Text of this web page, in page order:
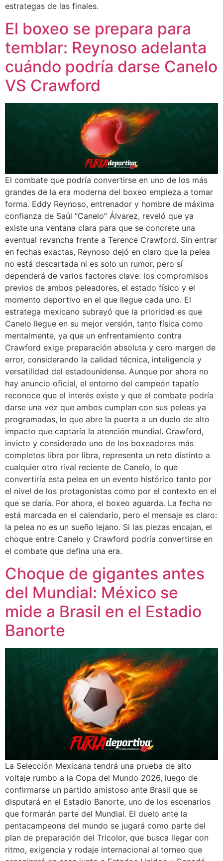
estrategas de las finales.
El boxeo se prepara para
temblar: Reynoso adelanta
cuándo podría darse Canelo
VS Crawford
El combate que podría convertirse en uno de los más
grandes de la era moderna del boxeo empieza a tomar
forma. Eddy Reynoso, entrenador y hombre de máxima
confianza de Saúl “Canelo” Álvarez, reveló que ya
existe una ventana clara para que se concrete una
eventual revancha frente a Terence Crawford. Sin entrar
en fechas exactas, Reynoso dejó en claro que la pelea
no está descartada ni es solo un rumor, pero sí
dependerá de varios factores clave: los compromisos
previos de ambos peleadores, el estado físico y el
momento deportivo en el que llegue cada uno. El
estratega mexicano subrayó que la prioridad es que
Canelo llegue en su mejor versión, tanto física como
mentalmente, ya que un enfrentamiento contra
Crawford exige preparación absoluta y cero margen de
error, considerando la calidad técnica, inteligencia y
versatilidad del estadounidense. Aunque por ahora no
hay anuncio oficial, el entorno del campeón tapatío
reconoce que el interés existe y que el combate podría
darse una vez que ambos cumplan con sus peleas ya
programadas, lo que abre la puerta a un duelo de alto
impacto que captaría la atención mundial. Crawford,
invicto y considerado uno de los boxeadores más
completos libra por libra, representa un reto distinto a
cualquier otro rival reciente de Canelo, lo que
convertiría esta pelea en un evento histórico tanto por
el nivel de los protagonistas como por el contexto en el
que se daría. Por ahora, el boxeo aguarda. La fecha no
está marcada en el calendario, pero el mensaje es claro:
la pelea no es un sueño lejano. Si las piezas encajan, el
choque entre Canelo y Crawford podría convertirse en
el combate que defina una era.
Choque de gigantes antes
del Mundial: México se
mide a Brasil en el Estadio
Banorte
La Selección Mexicana tendrá una prueba de alto
voltaje rumbo a la Copa del Mundo 2026, luego de
confirmarse un partido amistoso ante Brasil que se
disputará en el Estadio Banorte, uno de los escenarios
que formarán parte del Mundial. El duelo ante la
pentacampeona del mundo se jugará como parte del
plan de preparación del Tricolor, que busca llegar con
ritmo, exigencia y rodaje internacional al torneo que